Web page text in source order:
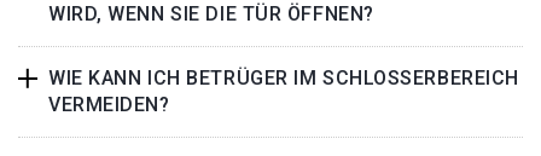
WIRD, WENN SIE DIE TÜR ÖFFNEN?
WIE KANN ICH BETRÜGER IM SCHLOSSERBEREICH
VERMEIDEN?